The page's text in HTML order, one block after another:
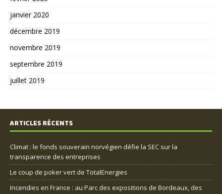
janvier 2020
décembre 2019
novembre 2019
septembre 2019
juillet 2019
ARTICLES RÉCENTS
Climat : le fonds souverain norvégien défie la SEC sur la
transparence des entreprises
Le coup de poker vert de TotalEnergies
Incendies en France : au Parc des expositions de Bordeaux, des